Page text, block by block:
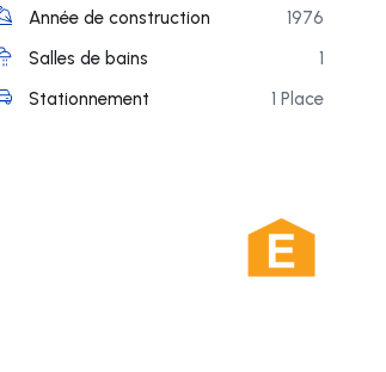
Année de construction
1976
Salles de bains
1
Stationnement
1 Place